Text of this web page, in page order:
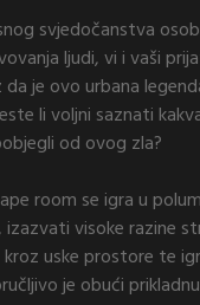
svjedočanstva
ljudi, vi i vaši
je ovo urbana
li voljni saznati
od ovog zla?
room se igra u
visoke razine
uske prostore te
je obući